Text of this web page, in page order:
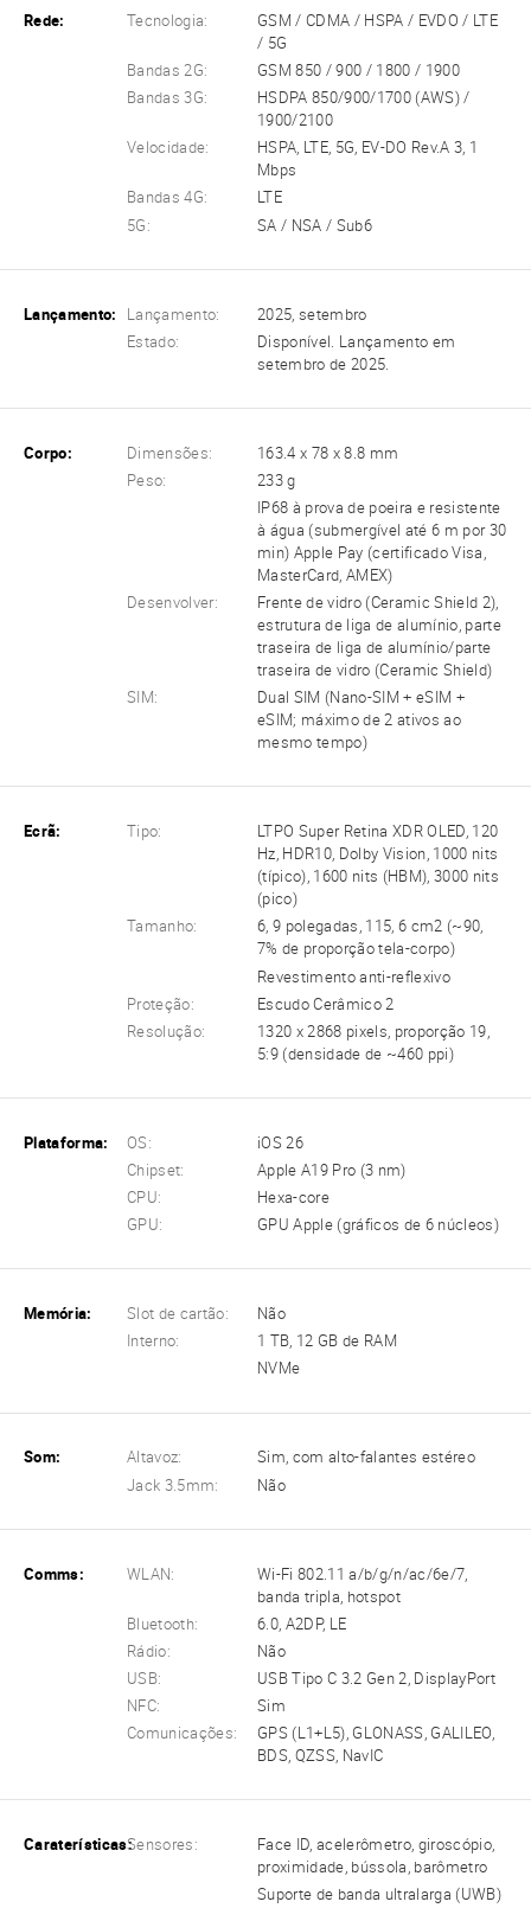
Rede: Tecnologia:
GSM / CDMA / HSPA / EVDO / LTE
/ 5G
Bandas 2G:
GSM 850 / 900 / 1800 / 1900
Bandas 3G:
HSDPA 850/900/1700 (AWS) /
1900/2100
Velocidade:
HSPA, LTE, 5G, EV-DO Rev.A 3, 1
Mbps
Bandas 4G:
LTE
5G:
SA / NSA / Sub6
Lançamento: Lançamento:
2025, setembro
Estado:
Disponível. Lançamento em
setembro de 2025.
Corpo: Dimensões:
163.4 x 78 x 8.8 mm
Peso:
233 g
IP68 à prova de poeira e resistente
à água (submergível até 6 m por 30
min) Apple Pay (certificado Visa,
MasterCard, AMEX)
Desenvolver:
Frente de vidro (Ceramic Shield 2),
estrutura de liga de alumínio, parte
traseira de liga de alumínio/parte
traseira de vidro (Ceramic Shield)
SIM:
Dual SIM (Nano-SIM + eSIM +
eSIM; máximo de 2 ativos ao
mesmo tempo)
Ecrã: Tipo:
LTPO Super Retina XDR OLED, 120
Hz, HDR10, Dolby Vision, 1000 nits
(típico), 1600 nits (HBM), 3000 nits
(pico)
Tamanho:
6, 9 polegadas, 115, 6 cm2 (~90,
7% de proporção tela-corpo)
Revestimento anti-reflexivo
Proteção:
Escudo Cerâmico 2
Resolução:
1320 x 2868 pixels, proporção 19,
5:9 (densidade de ~460 ppi)
Plataforma: OS:
iOS 26
Chipset:
Apple A19 Pro (3 nm)
CPU:
Hexa-core
GPU:
GPU Apple (gráficos de 6 núcleos)
Memória: Slot de cartão:
Não
Interno:
1 TB, 12 GB de RAM
NVMe
Som: Altavoz:
Sim, com alto-falantes estéreo
Jack 3.5mm:
Não
Comms: WLAN:
Wi-Fi 802.11 a/b/g/n/ac/6e/7,
banda tripla, hotspot
Bluetooth:
6.0, A2DP, LE
Rádio:
Não
USB:
USB Tipo C 3.2 Gen 2, DisplayPort
NFC:
Sim
Comunicações:
GPS (L1+L5), GLONASS, GALILEO,
BDS, QZSS, NavIC
Caraterísticas:Sensores:
Face ID, acelerômetro, giroscópio,
proximidade, bússola, barômetro
Suporte de banda ultralarga (UWB)